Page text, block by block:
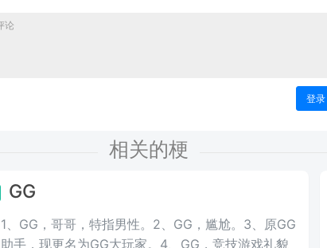
登录
相关的梗
GG
1、GG，哥哥，特指男性。2、GG，尴尬。​3、原GG
助手，现更名为GG大玩家。4、GG，竞技游戏礼貌